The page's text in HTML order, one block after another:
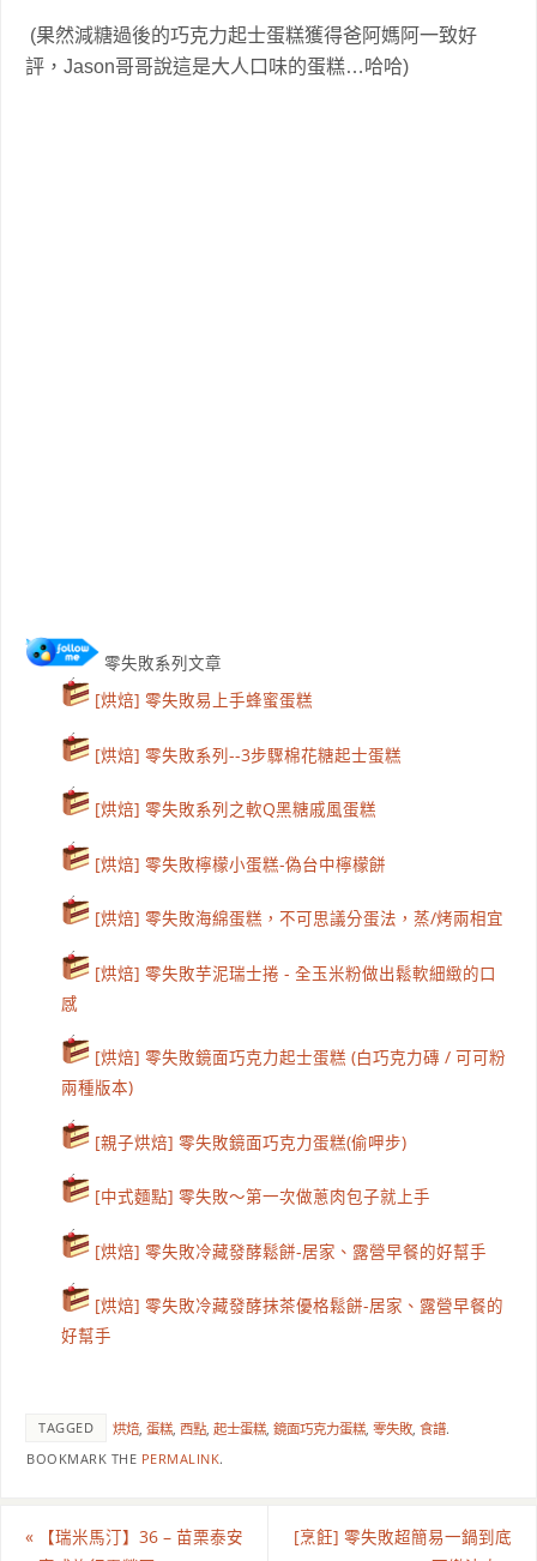
(果然減糖過後的巧克力起士蛋糕獲得爸阿媽阿一致好
評，Jason哥哥說這是大人口味的蛋糕…哈哈)
零失敗系列文章
[烘焙] 零失敗易上手蜂蜜蛋糕
[烘焙] 零失敗系列--3步驟棉花糖起士蛋糕
[烘焙] 零失敗系列之軟Q黑糖戚風蛋糕
[烘焙] 零失敗檸檬小蛋糕-偽台中檸檬餅
[烘焙] 零失敗海綿蛋糕，不可思議分蛋法，蒸/烤兩相宜
[烘焙] 零失敗芋泥瑞士捲 - 全玉米粉做出鬆軟細緻的口
感
[烘焙] 零失敗鏡面巧克力起士蛋糕 (白巧克力磚 / 可可粉
兩種版本)
[親子烘焙] 零失敗鏡面巧克力蛋糕(偷呷步)
[中式麵點] 零失敗～第一次做蔥肉包子就上手
[烘焙] 零失敗冷藏發酵鬆餅-居家、露營早餐的好幫手
[烘焙] 零失敗冷藏發酵抹茶優格鬆餅-居家、露營早餐的
好幫手
TAGGED 烘焙,蛋糕,西點,起士蛋糕,鏡面巧克力蛋糕,零失敗,食譜.
BOOKMARK THE PERMALINK.
« 【瑞米馬汀】36 – 苗栗泰安
[烹飪] 零失敗超簡易一鍋到底